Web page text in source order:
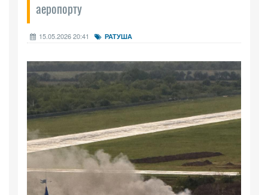
аеропорту
15.05.2026 20:41 РАТУША